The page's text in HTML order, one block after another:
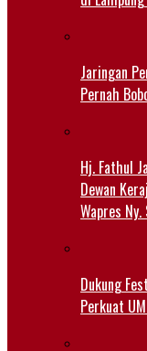
Jaringan
Pernah
Hj. Fathul
Dewan
Wapres
Dukung
Perkuat